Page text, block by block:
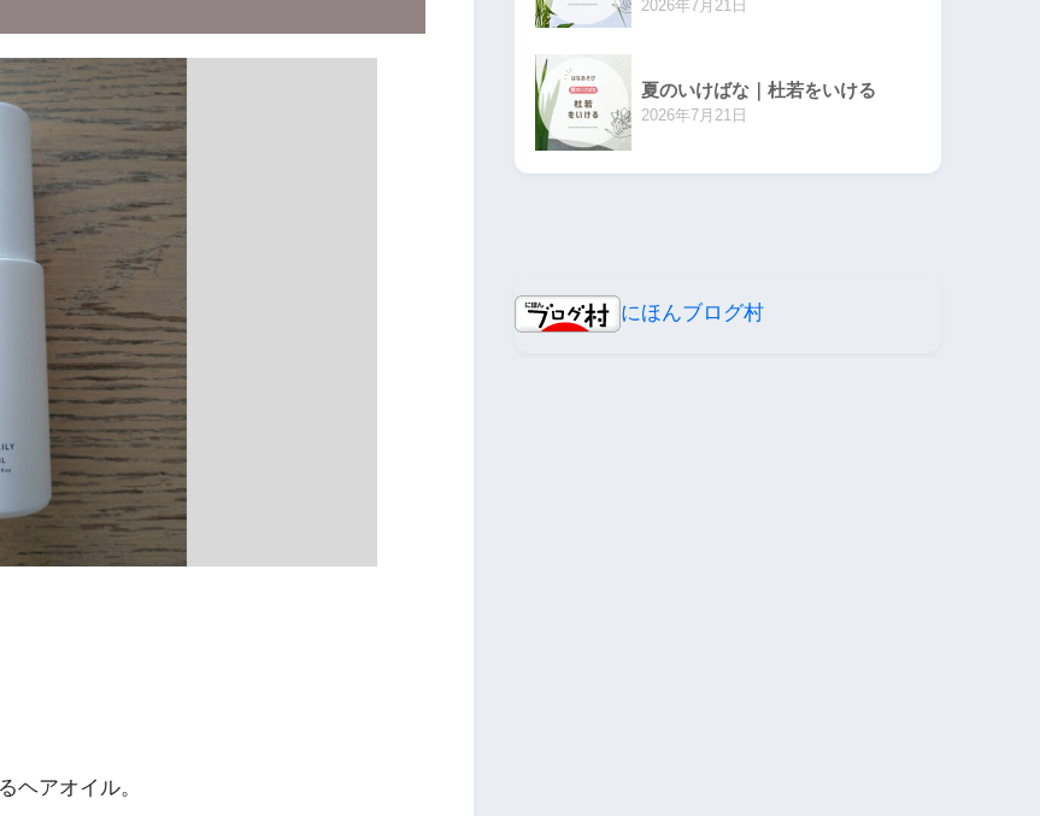
ヘアオイル。
2026年7月21日
夏のいけばな｜杜若をいける
2026年7月21日
にほんブログ村